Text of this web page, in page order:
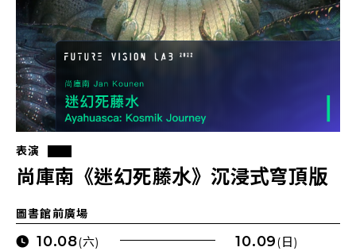
表演
尚庫南《迷幻死藤水》沉浸式穹頂版
圖書館前廣場
10.08(六) 10.09(日)